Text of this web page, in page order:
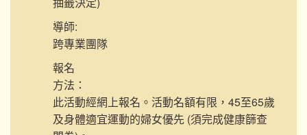
導師:
跨專業團隊
報名
方法：
此活動經網上報名。活動名額有限，45至65歲
及身體適宜運動的婦女優先 (須完成健康篩查